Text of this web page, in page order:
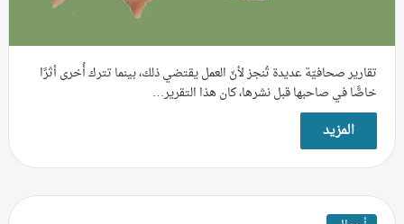
تقارير صحافيّة عديدة تُنجز لأنّ العمل يقتضي ذلك، بينما تترك أُخرى أثرًا
خاصًّا في صاحبها قبل نشرها، كان هذا التقرير…
المزيد